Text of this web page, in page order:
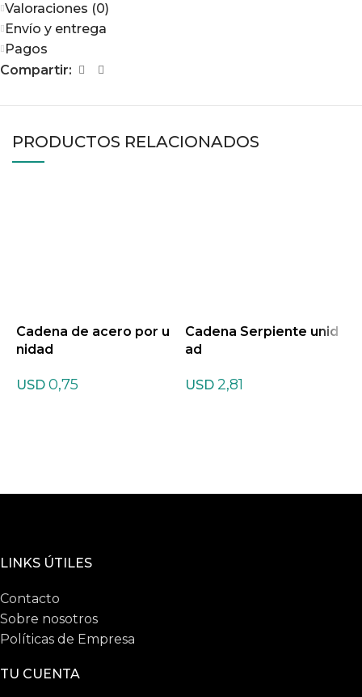
Valoraciones (0)
Envío y entrega
Pagos
Compartir:
PRODUCTOS RELACIONADOS
Cadena de acero por u
nidad
USD 0,75
Cadena Serpiente unid
ad
USD 2,81
LINKS ÚTILES
Contacto
Sobre nosotros
Políticas de Empresa
TU CUENTA